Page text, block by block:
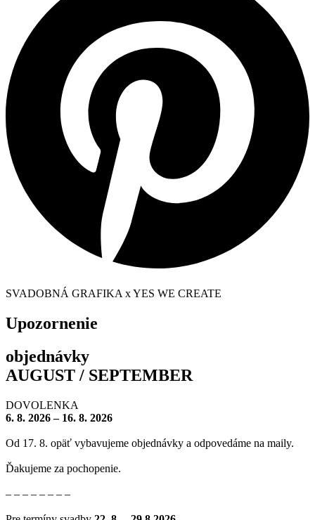
SVADOBNÁ GRAFIKA x YES WE CREATE
Upozornenie
objednávky
AUGUST / SEPTEMBER
DOVOLENKA
6. 8. 2026 – 16. 8. 2026
Od 17. 8. opäť vybavujeme objednávky a odpovedáme na maily.
Ďakujeme za pochopenie.
– – – – – – – –